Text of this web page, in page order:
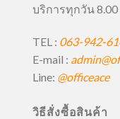
บริการทุกวัน 8.00
TEL : 063-942-
E-mail :
Line: @officeace
วิธีสั่งซื้อสินค้า